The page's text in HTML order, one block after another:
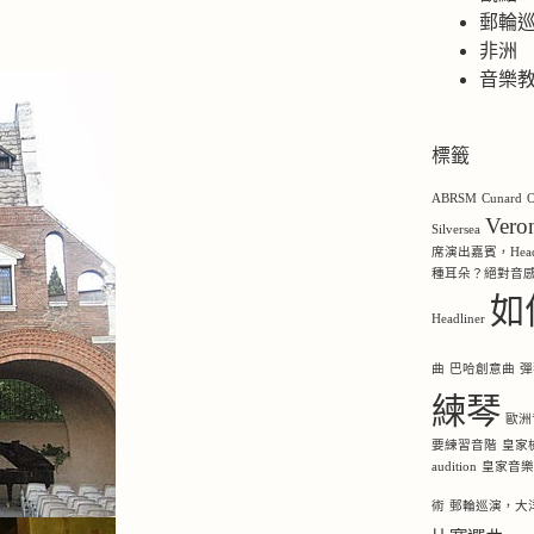
郵輪
非洲
音樂
標籤
ABRSM Cunard
Silversea
席演出嘉賓，
種耳朵？絕對音
Headliner 如
曲 巴哈創意曲
練琴 歐
要練習音階 皇家
audition 皇家音
術 郵輪巡演，大